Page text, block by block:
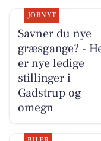
JOBNYT
Savner du nye
græsgange? -
er nye ledige
stillinger i
Gadstrup og
omegn